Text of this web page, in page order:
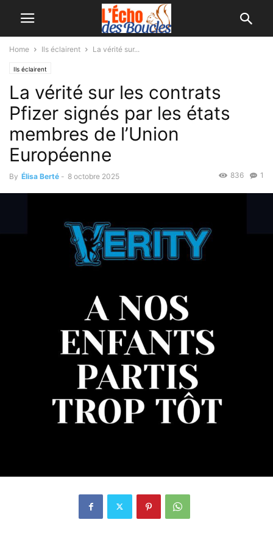
Home Ils éclairent La vérité sur...
Ils éclairent
La vérité sur les contrats
Pfizer signés par les états
membres de l’Union
Européenne
By Élisa Berté - 8 octobre 2025 1
836